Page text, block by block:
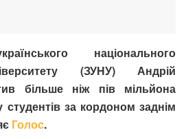
національного
(ЗУНУ) Андрій
більше ніж пів мільйона
за кордоном заднім
Голос.